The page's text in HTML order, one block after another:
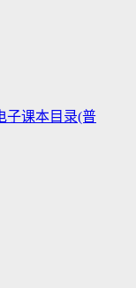
子课本目录(普